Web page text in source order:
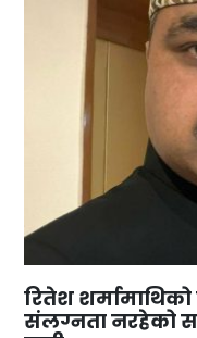
रितेश
संलग्नता नरहेको